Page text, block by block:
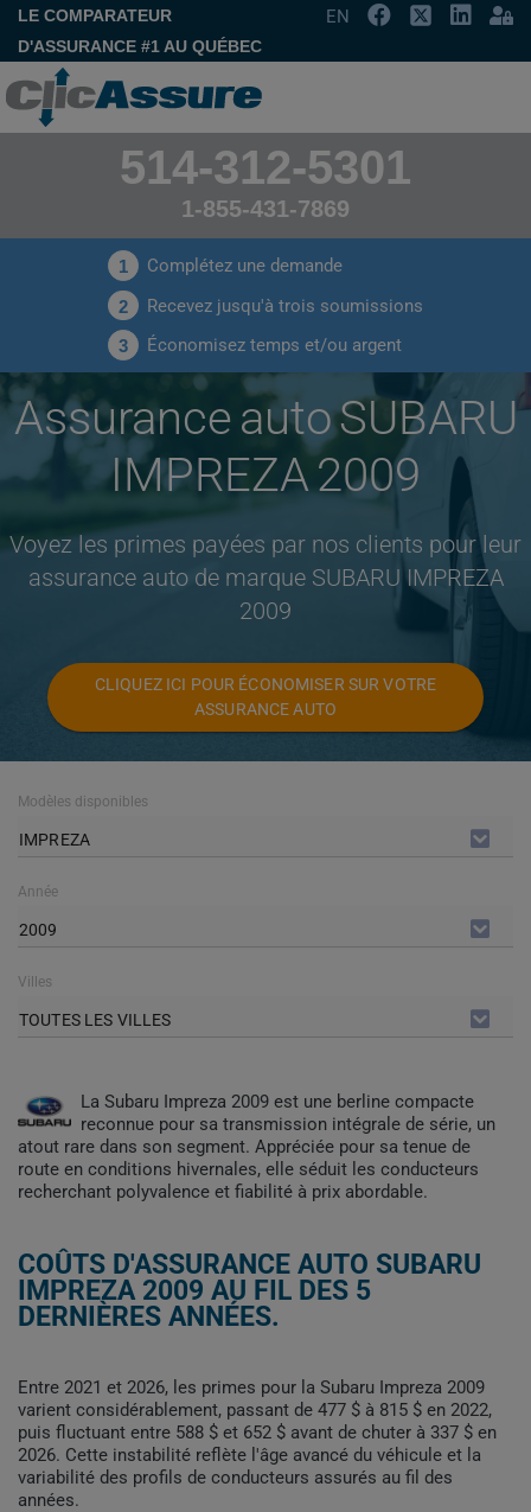
LE COMPARATEUR
D'ASSURANCE #1 AU QUÉBEC
EN
514-312-5301
1-855-431-7869
1 Complétez une demande
2 Recevez jusqu'à trois soumissions
3 Économisez temps et/ou argent
Assurance auto SUBARU
IMPREZA 2009
Voyez les primes payées par nos clients pour leur
assurance auto de marque SUBARU IMPREZA
2009
CLIQUEZ ICI POUR ÉCONOMISER SUR VOTRE
ASSURANCE AUTO
Modèles disponibles
IMPREZA
Année
2009
Villes
TOUTES LES VILLES
La Subaru Impreza 2009 est une berline compacte
reconnue pour sa transmission intégrale de série, un
atout rare dans son segment. Appréciée pour sa tenue de
route en conditions hivernales, elle séduit les conducteurs
recherchant polyvalence et fiabilité à prix abordable.
COÛTS D'ASSURANCE AUTO SUBARU
IMPREZA 2009 AU FIL DES 5
DERNIÈRES ANNÉES.
Entre 2021 et 2026, les primes pour la Subaru Impreza 2009
varient considérablement, passant de 477 $ à 815 $ en 2022,
puis fluctuant entre 588 $ et 652 $ avant de chuter à 337 $ en
2026. Cette instabilité reflète l'âge avancé du véhicule et la
variabilité des profils de conducteurs assurés au fil des
années.